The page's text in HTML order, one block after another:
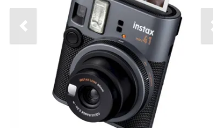
Previous slide